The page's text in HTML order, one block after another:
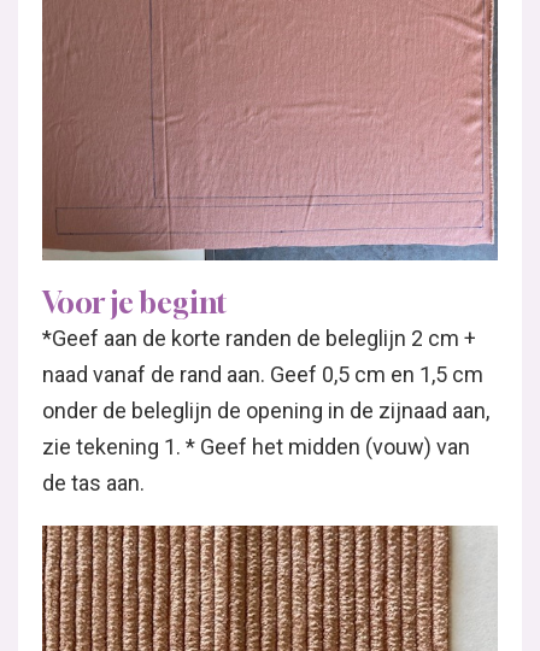
Voor je begint
*Geef aan de korte randen de beleglijn 2 cm +
naad vanaf de rand aan. Geef 0,5 cm en 1,5 cm
onder de beleglijn de opening in de zijnaad aan,
zie tekening 1. * Geef het midden (vouw) van
de tas aan.